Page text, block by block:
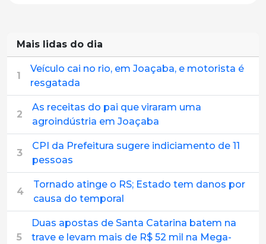
Mais lidas do dia
1
Veículo cai no rio, em Joaçaba, e motorista é
resgatada
2
As receitas do pai que viraram uma
agroindústria em Joaçaba
3
CPI da Prefeitura sugere indiciamento de 11
pessoas
4
Tornado atinge o RS; Estado tem danos por
causa do temporal
5
Duas apostas de Santa Catarina batem na
trave e levam mais de R$ 52 mil na Mega-